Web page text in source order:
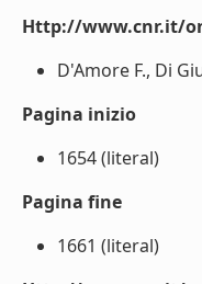
Http://www.cnr.it/
D'Amore F., Di
Pagina inizio
1654 (literal)
Pagina fine
1661 (literal)